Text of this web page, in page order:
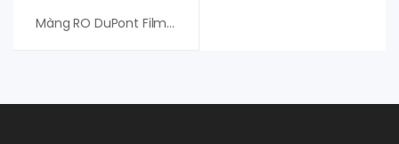
Màng RO DuPont FilmTec XLE PRO-2540 – An Vi Group